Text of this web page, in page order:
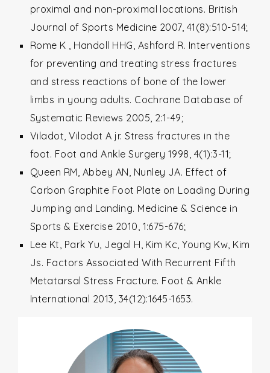
proximal and non-proximal locations. British
Journal of Sports Medicine 2007, 41(8):510-514;
Rome K , Handoll HHG, Ashford R. Interventions
for preventing and treating stress fractures
and stress reactions of bone of the lower
limbs in young adults. Cochrane Database of
Systematic Reviews 2005, 2:1-49;
Viladot, Vilodot A jr. Stress fractures in the
foot. Foot and Ankle Surgery 1998, 4(1):3-11;
Queen RM, Abbey AN, Nunley JA. Effect of
Carbon Graphite Foot Plate on Loading During
Jumping and Landing. Medicine & Science in
Sports & Exercise 2010, 1:675-676;
Lee Kt, Park Yu, Jegal H, Kim Kc, Young Kw, Kim
Js. Factors Associated With Recurrent Fifth
Metatarsal Stress Fracture. Foot & Ankle
International 2013, 34(12):1645-1653.